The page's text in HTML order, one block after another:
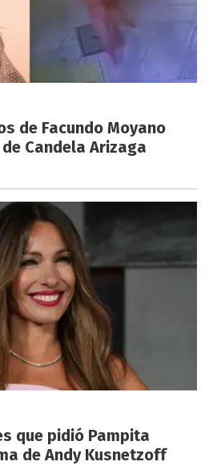
de Facundo Moyano
Candela Arizaga
que pidió Pampita
de Andy Kusnetzoff